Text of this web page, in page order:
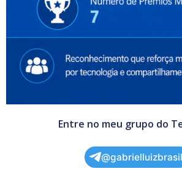
Entre no meu grupo do
@gabrielluizbrasil